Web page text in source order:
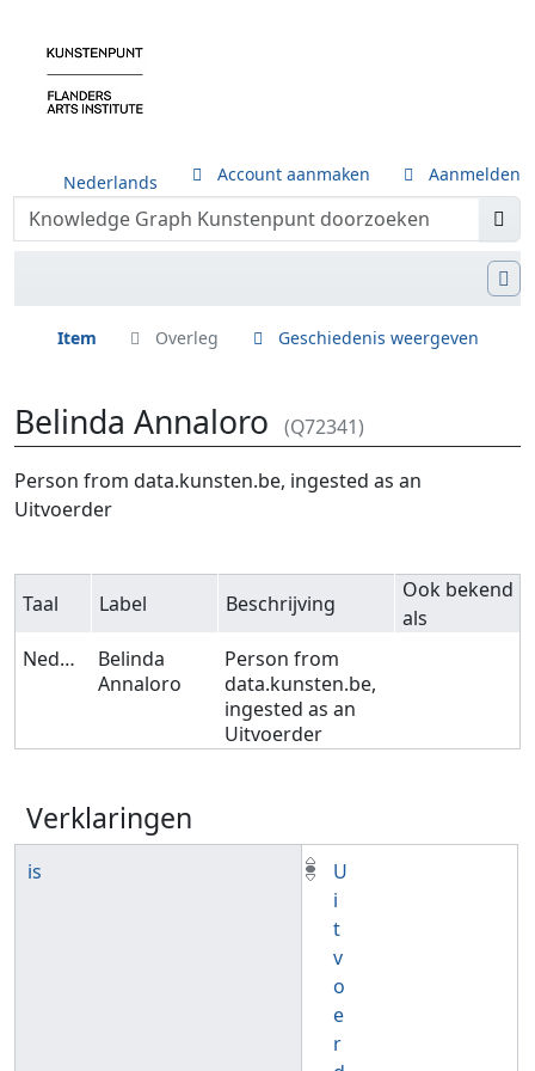
Nederlands Account aanmaken Aanmelden
Item Overleg Geschiedenis weergeven
Belinda Annaloro (Q72341)
Ga naar:navigatie,zoeken
Person from data.kunsten.be, ingested as an
Uitvoerder
Taal Label Beschrijving
Ook bekend
als
Nederlands
Belinda
Annaloro
Person from
data.kunsten.be,
ingested as an
Uitvoerder
Verklaringen
is
U
i
t
v
o
e
r